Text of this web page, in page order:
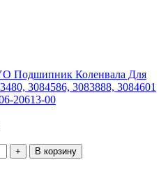
Подшипник Коленвала Для
3084586, 3083888, 3084601
20613-00
В корзину